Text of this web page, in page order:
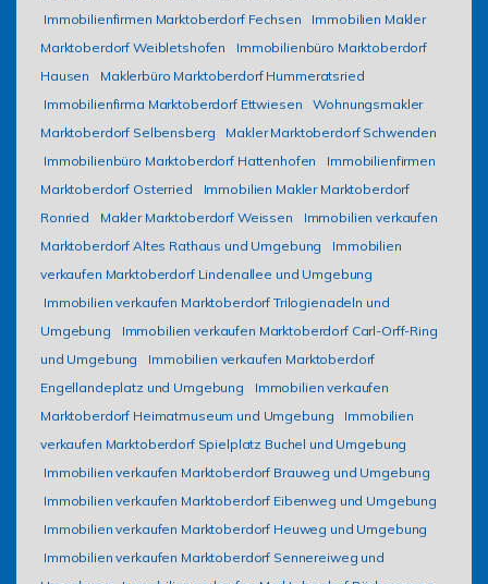
Immobilienfirmen Marktoberdorf Fechsen
Immobilien Makler
Marktoberdorf Weibletshofen
Immobilienbüro Marktoberdorf
Hausen
Maklerbüro Marktoberdorf Hummeratsried
Immobilienfirma Marktoberdorf Ettwiesen
Wohnungsmakler
Marktoberdorf Selbensberg
Makler Marktoberdorf Schwenden
Immobilienbüro Marktoberdorf Hattenhofen
Immobilienfirmen
Marktoberdorf Osterried
Immobilien Makler Marktoberdorf
Ronried
Makler Marktoberdorf Weissen
Immobilien verkaufen
Marktoberdorf Altes Rathaus und Umgebung
Immobilien
verkaufen Marktoberdorf Lindenallee und Umgebung
Immobilien verkaufen Marktoberdorf Trilogienadeln und
Umgebung
Immobilien verkaufen Marktoberdorf Carl-Orff-Ring
und Umgebung
Immobilien verkaufen Marktoberdorf
Engellandeplatz und Umgebung
Immobilien verkaufen
Marktoberdorf Heimatmuseum und Umgebung
Immobilien
verkaufen Marktoberdorf Spielplatz Buchel und Umgebung
Immobilien verkaufen Marktoberdorf Brauweg und Umgebung
Immobilien verkaufen Marktoberdorf Eibenweg und Umgebung
Immobilien verkaufen Marktoberdorf Heuweg und Umgebung
Immobilien verkaufen Marktoberdorf Sennereiweg und